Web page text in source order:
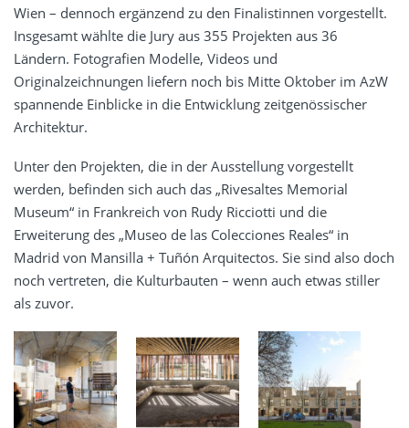
Wien – dennoch ergänzend zu den Finalistinnen vorgestellt.
Insgesamt wählte die Jury aus 355 Projekten aus 36
Ländern. Fotografien Modelle, Videos und
Originalzeichnungen liefern noch bis Mitte Oktober im AzW
spannende Einblicke in die Entwicklung zeitgenössischer
Architektur.
Unter den Projekten, die in der Ausstellung vorgestellt
werden, befinden sich auch das „Rivesaltes Memorial
Museum“ in Frankreich von Rudy Ricciotti und die
Erweiterung des „Museo de las Colecciones Reales“ in
Madrid von Mansilla + Tuñón Arquitectos. Sie sind also doch
noch vertreten, die Kulturbauten – wenn auch etwas stiller
als zuvor.